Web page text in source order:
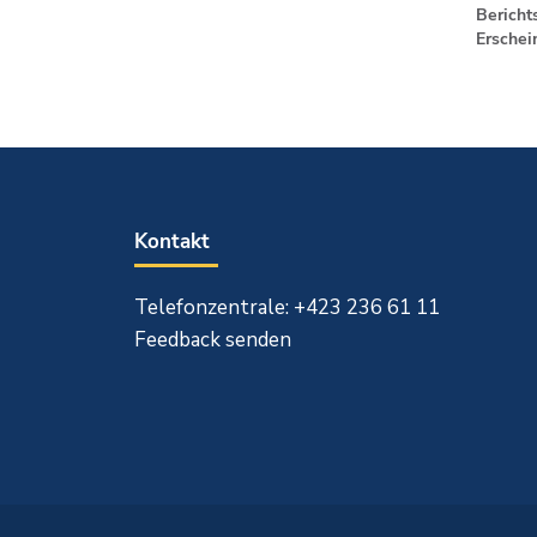
Kontakt
Telefonzentrale: +423 236 61 11
Feedback senden